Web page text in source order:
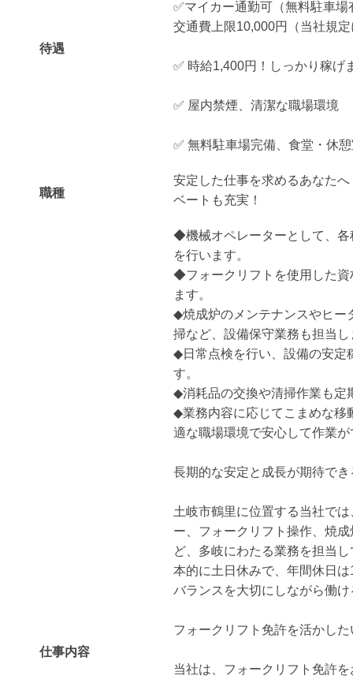
待遇
✅マイカー通勤可（無料駐車場
交通費上限10,000円（当社規
✅ 時給1,400円！しっかり稼げ
✅ 屋内禁煙、清潔な職場環境
✅ 無料駐車場完備、食堂・休
職種
安定した仕事を求めるあなた
ベートも充実！
仕事内容
◆機械オペレーターとして、各
を行います。
◆フォークリフトを使用した資
ます。
◆焼成炉のメンテナンスやヒー
掃など、設備保守業務も担当し
◆日常点検を行い、設備の安定
す。
◆消耗品の交換や清掃作業も定
◆業務内容に応じてこまめな移
適な職場環境で安心して作業
長期的な安定と成長が期待でき
土岐市鶴里に位置する当社で
ー、フォークリフト操作、焼
ど、多岐にわたる業務を担当
本的に土日休みで、年間休日
バランスを大切にしながら働
フォークリフト免許を活かした
当社は、フォークリフト免許